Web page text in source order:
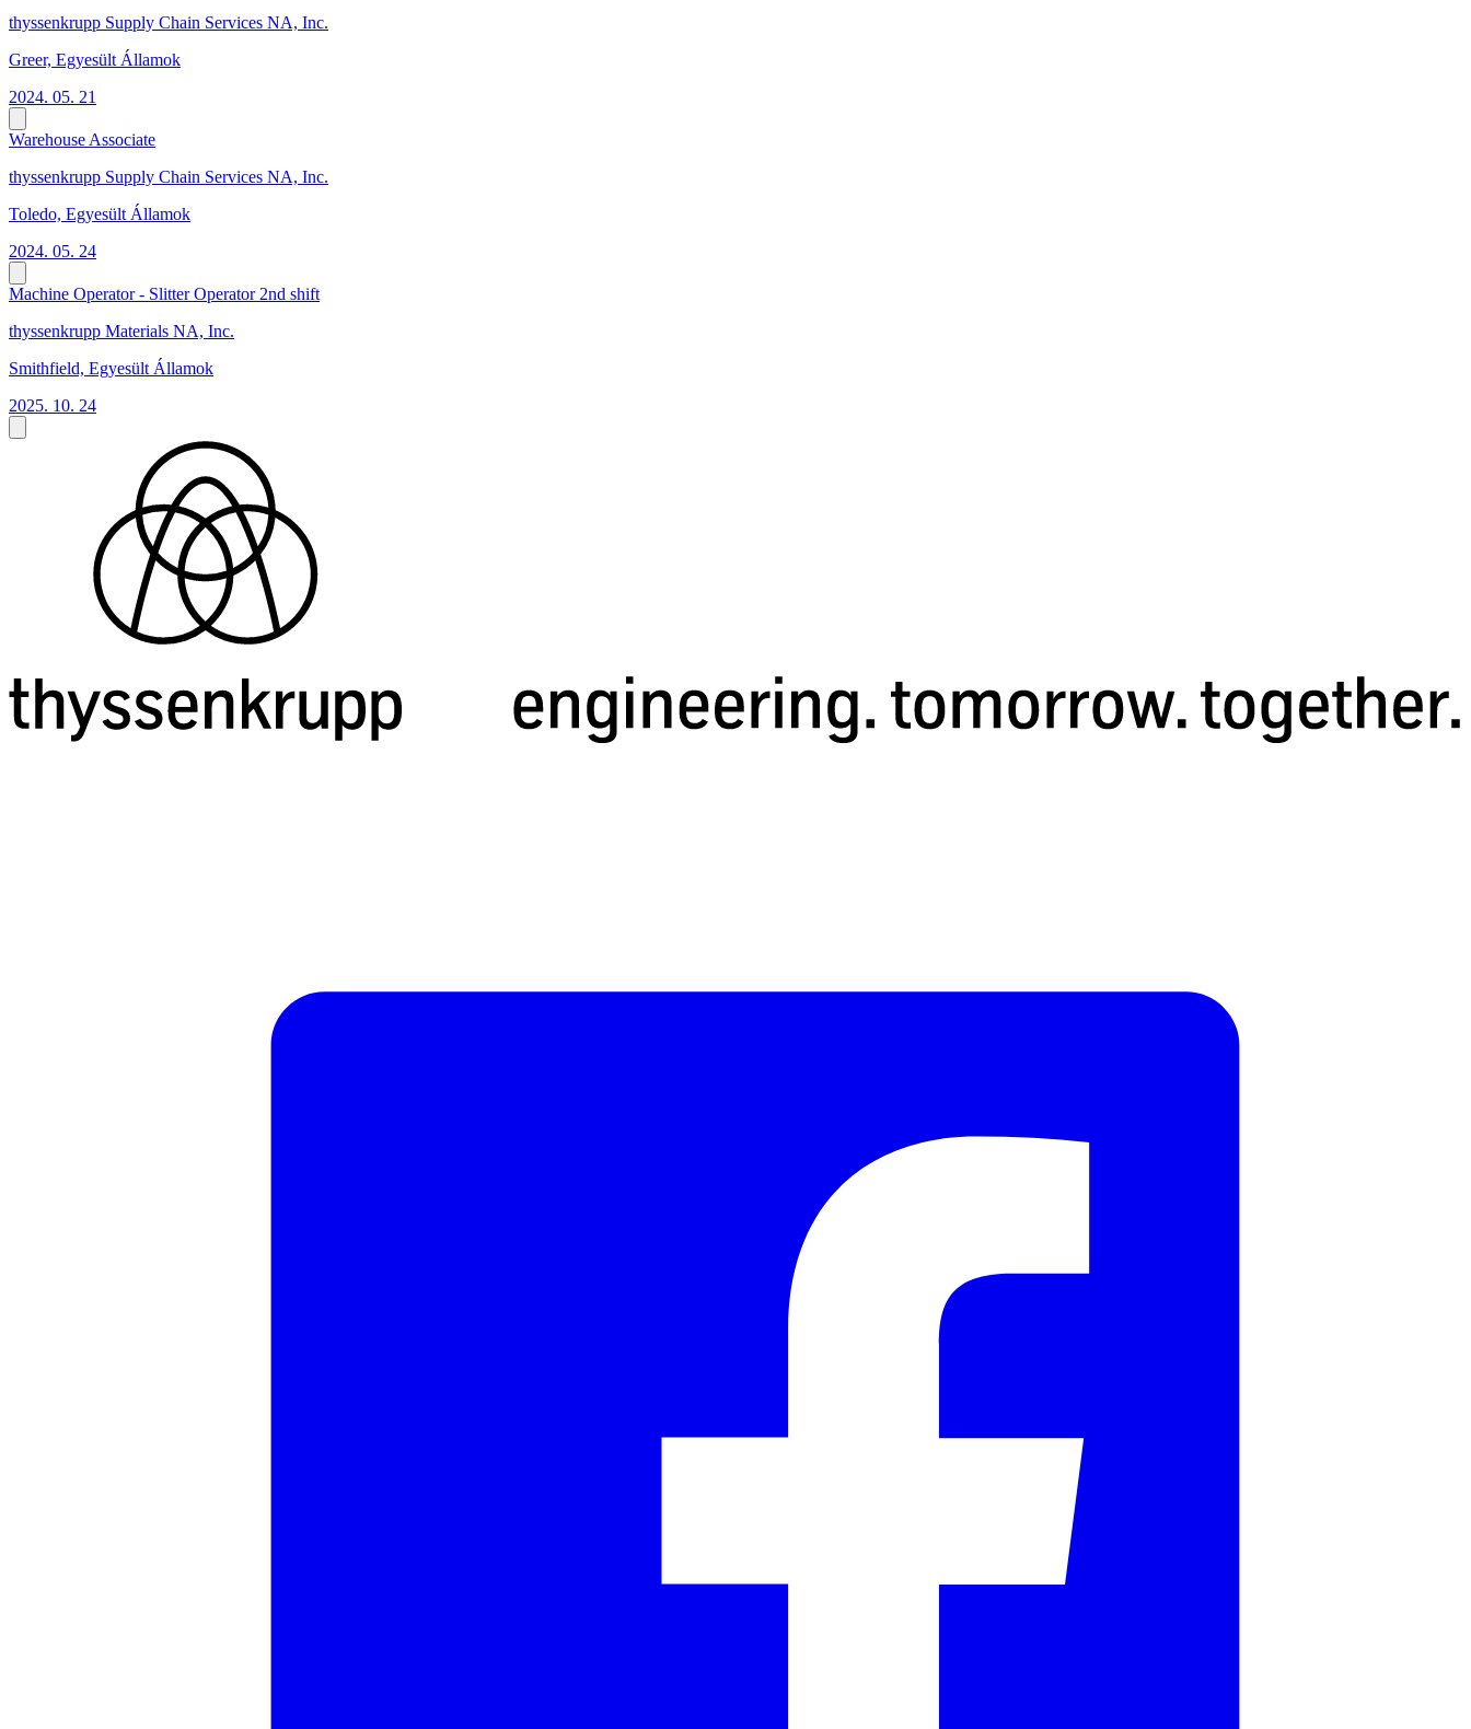
thyssenkrupp Supply Chain Services NA, Inc.
Greer, Egyesült Államok
2024. 05. 21
Warehouse Associate
thyssenkrupp Supply Chain Services NA, Inc.
Toledo, Egyesült Államok
2024. 05. 24
Machine Operator - Slitter Operator 2nd shift
thyssenkrupp Materials NA, Inc.
Smithfield, Egyesült Államok
2025. 10. 24